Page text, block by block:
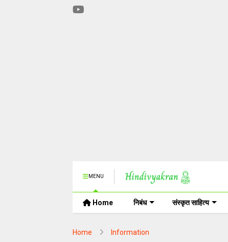
MENU
Home निबंध संस्कृत साहित्य
Home Information